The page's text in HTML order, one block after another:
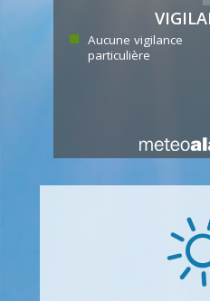
Aucune vigilance
particulière